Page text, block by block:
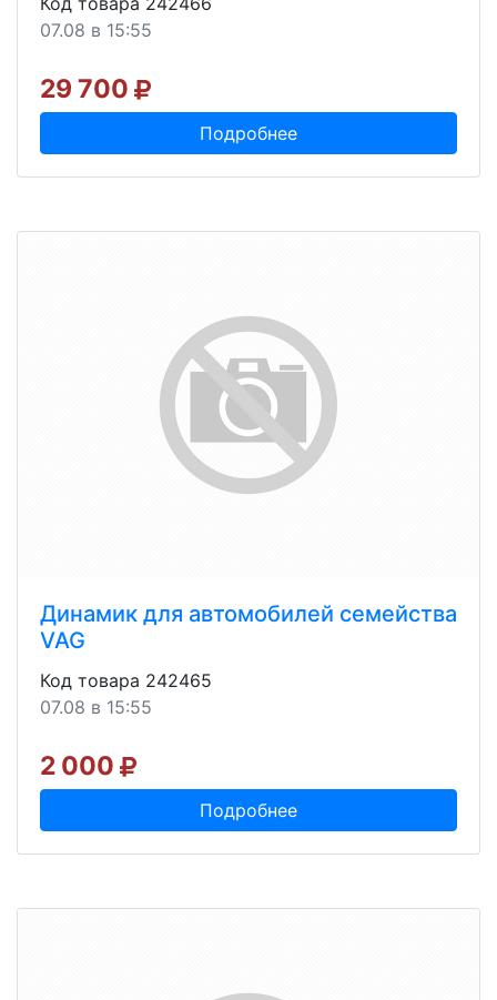
07.08 в 15:55
29 700
Подробнее
Динамик для автомобилей семейства
VAG
Код товара 242465
07.08 в 15:55
2 000
Подробнее